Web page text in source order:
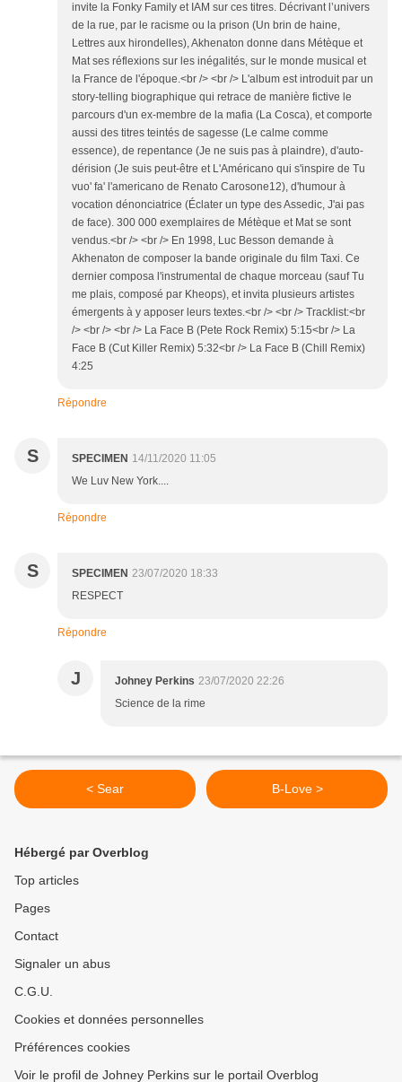
invite la Fonky Family et IAM sur ces titres. Décrivant l’univers
de la rue, par le racisme ou la prison (Un brin de haine,
Lettres aux hirondelles), Akhenaton donne dans Métèque et
Mat ses réflexions sur les inégalités, sur le monde musical et
la France de l'époque.<br /> <br /> L'album est introduit par un
story-telling biographique qui retrace de manière fictive le
parcours d'un ex-membre de la mafia (La Cosca), et comporte
aussi des titres teintés de sagesse (Le calme comme
essence), de repentance (Je ne suis pas à plaindre), d'auto-
dérision (Je suis peut-être et L'Américano qui s'inspire de Tu
vuo' fa' l'americano de Renato Carosone12), d'humour à
vocation dénonciatrice (Éclater un type des Assedic, J'ai pas
de face). 300 000 exemplaires de Métèque et Mat se sont
vendus.<br /> <br /> En 1998, Luc Besson demande à
Akhenaton de composer la bande originale du film Taxi. Ce
dernier composa l'instrumental de chaque morceau (sauf Tu
me plais, composé par Kheops), et invita plusieurs artistes
émergents à y apposer leurs textes.<br /> <br /> Tracklist:<br
/> <br /> <br /> La Face B (Pete Rock Remix) 5:15​<br /> La
Face B (Cut Killer Remix) 5:32​<br /> La Face B (Chill Remix)
4:25
Répondre
S SPECIMEN 14/11/2020 11:05
We Luv New York....
Répondre
S SPECIMEN 23/07/2020 18:33
RESPECT
Répondre
J Johney Perkins 23/07/2020 22:26
Science de la rime
< Sear B-Love >
Hébergé par Overblog
Top articles
Pages
Contact
Signaler un abus
C.G.U.
Cookies et données personnelles
Préférences cookies
Voir le profil de Johney Perkins sur le portail Overblog